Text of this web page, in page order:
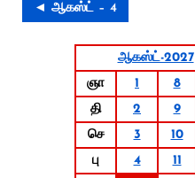
◄ ஆகஸ்ட் – 4
ஆகஸ்ட்-2027
ஞா
1 8
தி
2 9
செ
3 10
பு
4 11